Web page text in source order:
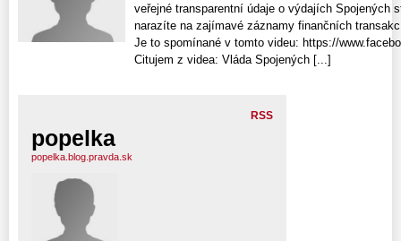
veřejné transparentní údaje o výdajích Spojených
narazíte na zajímavé záznamy finančních
Je to spomínané v tomto videu: https://
Citujem z videa: Vláda Spojených [...]
RSS
popelka
popelka.blog.pravda.sk